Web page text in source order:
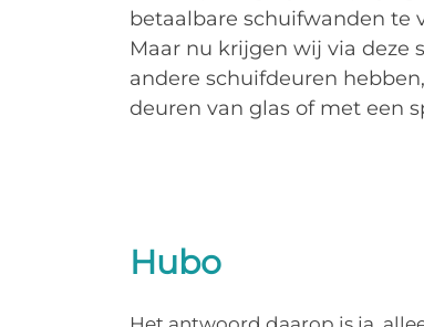
betaalbare schuifwanden te
Maar nu krijgen wij via deze
andere schuifdeuren
deuren van glas of met een
Hubo